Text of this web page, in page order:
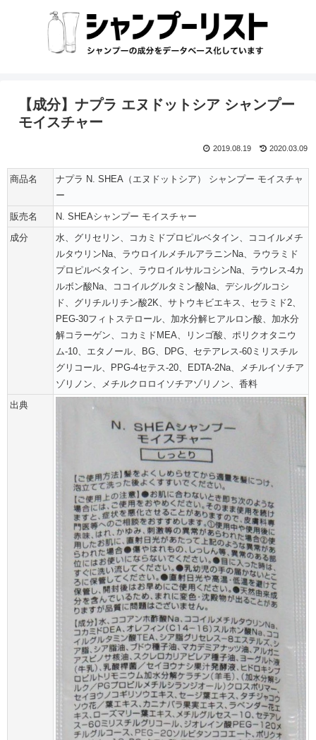
【成分】ナプラ エヌドットシア シャンプー
モイスチャー
2020.03.09
2019.08.19
商品名
ナプラ N. SHEA（エヌドットシア） シャンプー モイスチャ
ー
販売名
N. SHEAシャンプー モイスチャー
成分
水、グリセリン、コカミドプロピルベタイン、ココイルメチ
ルタウリンNa、ラウロイルメチルアラニンNa、ラウラミド
プロピルベタイン、ラウロイルサルコシンNa、ラウレス-4カ
ルボン酸Na、ココイルグルタミン酸Na、デシルグルコシ
ド、グリチルリチン酸2K、サトウキビエキス、セラミド2、
PEG-30フィトステロール、加水分解ヒアルロン酸、加水分
解コラーゲン、コカミドMEA、リンゴ酸、ポリクオタニウ
ム-10、エタノール、BG、DPG、セテアレス-60ミリスチル
グリコール、PPG-4セテス-20、EDTA-2Na、メチルイソチア
ゾリノン、メチルクロロイソチアゾリノン、香料
出典